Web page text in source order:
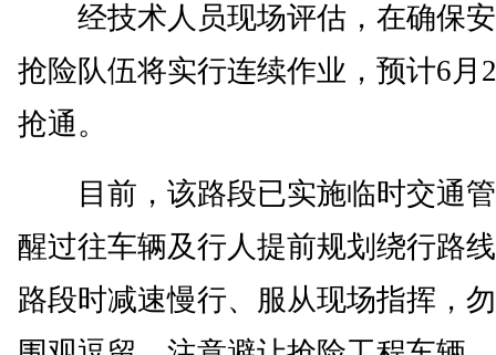
经技术人员现场评估，在确保安
抢险队伍将实行连续作业，预计6月
抢通。
目前，该路段已实施临时交通管
醒过往车辆及行人提前规划绕行路
路段时减速慢行、服从现场指挥，